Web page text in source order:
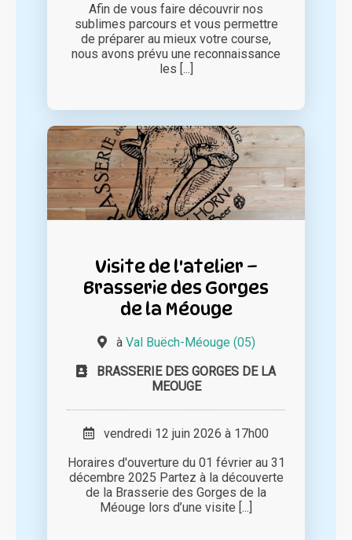
Afin de vous faire découvrir nos
sublimes parcours et vous permettre
de préparer au mieux votre course,
nous avons prévu une reconnaissance
les [...]
Visite de l'atelier –
Brasserie des Gorges
de la Méouge
à Val Buëch-Méouge (05)
BRASSERIE DES GORGES DE LA
MEOUGE
vendredi 12 juin 2026 à 17h00
Horaires d'ouverture du 01 février au 31
décembre 2025 Partez à la découverte
de la Brasserie des Gorges de la
Méouge lors d’une visite [...]